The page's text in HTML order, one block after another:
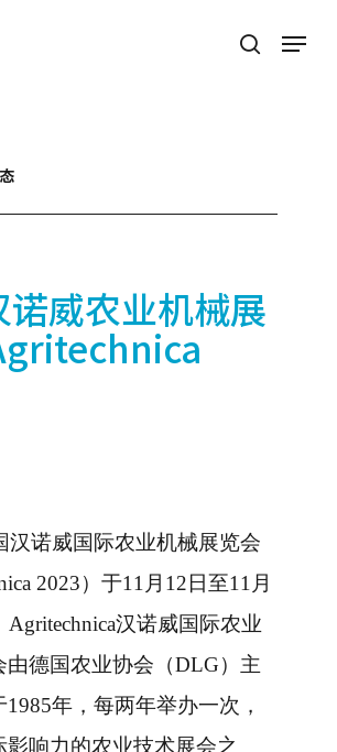
search
Menu
威农业机械展
汉诺威国际农业机械展览会
2023）于11月12日至11月
Agritechnica汉诺威国际农业
由德国农业协会（DLG）主
年，每两年举办一次，
影响力的农业技术展会之